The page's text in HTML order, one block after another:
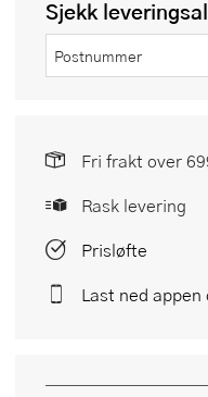
Sjekk
Fri frakt over
Rask levering
Prisløfte
Last ned